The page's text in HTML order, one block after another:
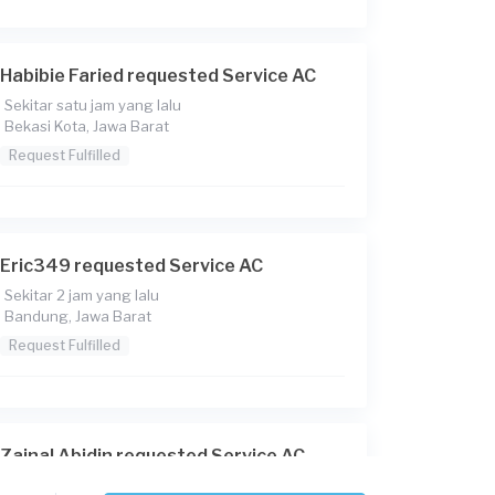
Habibie Faried requested Service AC
Sekitar satu jam yang lalu
Bekasi Kota, Jawa Barat
Request Fulfilled
Eric349 requested Service AC
Sekitar 2 jam yang lalu
Bandung, Jawa Barat
Request Fulfilled
Zainal Abidin requested Service AC